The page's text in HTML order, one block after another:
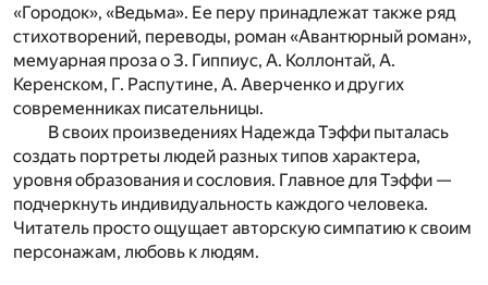
«Городок», «Ведьма». Ее перу принадлежат также ряд
стихотворений, переводы, роман «Авантюрный роман»,
мемуарная проза о З. Гиппиус, А. Коллонтай, А.
Керенском, Г. Распутине, А. Аверченко и других
современниках писательницы.
В своих произведениях Надежда Тэффи пыталась
создать портреты людей разных типов характера,
уровня образования и сословия. Главное для Тэффи —
подчеркнуть индивидуальность каждого человека.
Читатель просто ощущает авторскую симпатию к своим
персонажам, любовь к людям.